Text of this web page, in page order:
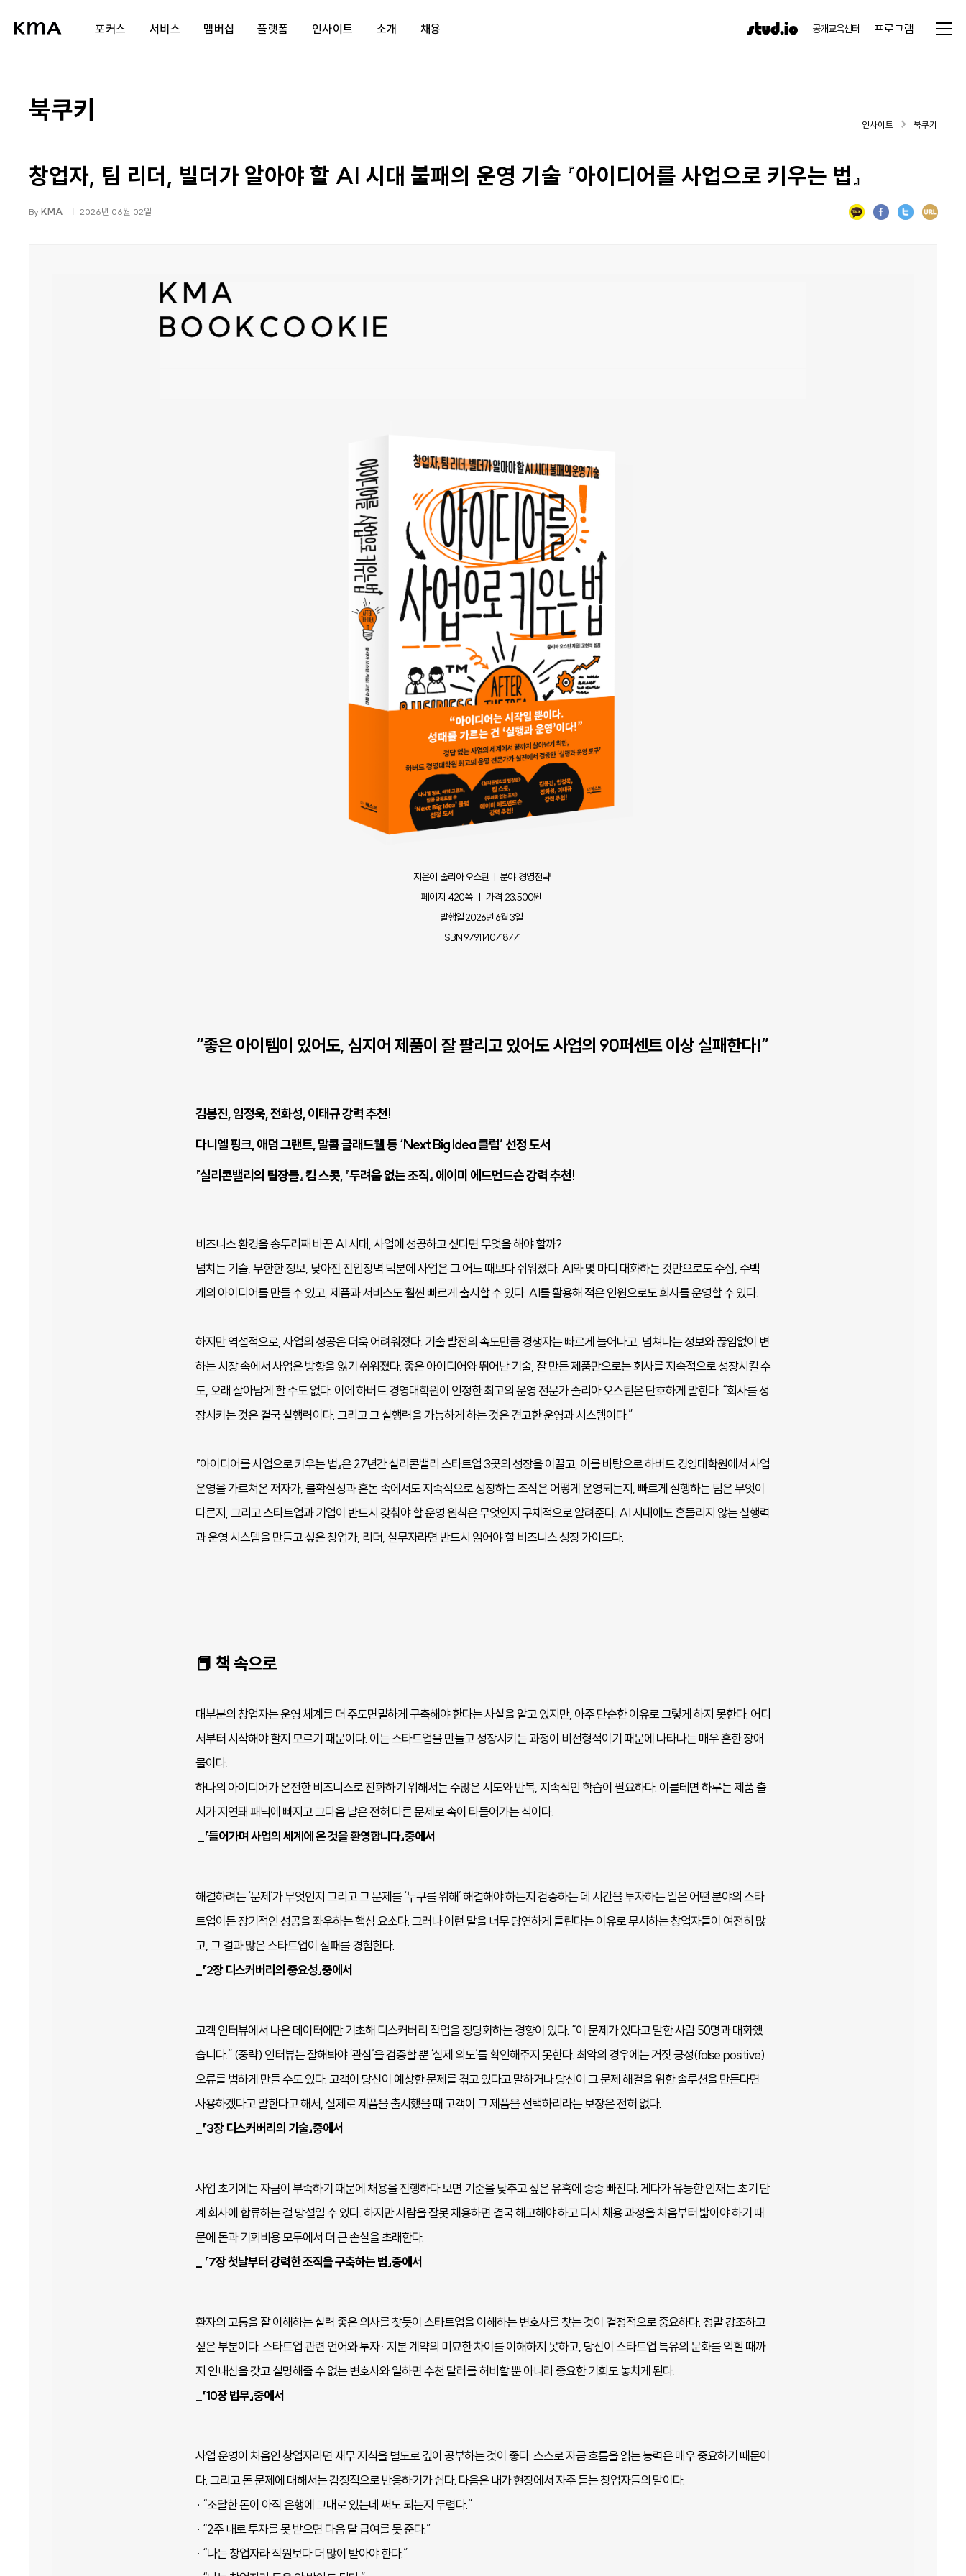
포커스 서비스 멤버십 플랫폼 인사이트 소개 채용 공개교육센터 프로그램
AI 통합 프로그램
공공 AI 전환 플랫폼
AI 에이전트 개발 네트워크 광고 파트너십 도입 문의 뉴스레터 히스토리
북쿠키 인사이트 북쿠키
창업자, 팀 리더, 빌더가 알아야 할 AI 시대 불패의 운영 기술 『아이디어를 사업으로 키우는 법』
By KMA 2026년 06월 02일
지은이 줄리아 오스틴 ㅣ 분야 경영전략
페이지 420쪽 ㅣ 가격 23,500원
발행일 2026년 6월 3일
ISBN 9791140718771
“좋은 아이템이 있어도, 심지어 제품이 잘 팔리고 있어도 사업의 90퍼센트 이상 실패한다!”
김봉진, 임정욱, 전화성, 이태규 강력 추천!
다니엘 핑크, 애덤 그랜트, 말콤 글래드웰 등 ‘Next Big Idea 클럽’ 선정 도서
『실리콘밸리의 팀장들』 킴 스콧, 『두려움 없는 조직』 에이미 에드먼드슨 강력 추천!
비즈니스 환경을 송두리째 바꾼 AI 시대, 사업에 성공하고 싶다면 무엇을 해야 할까?
넘치는 기술, 무한한 정보, 낮아진 진입장벽 덕분에 사업은 그 어느 때보다 쉬워졌다. AI와 몇 마디 대화하는 것만으로도 수십, 수백
개의 아이디어를 만들 수 있고, 제품과 서비스도 훨씬 빠르게 출시할 수 있다. AI를 활용해 적은 인원으로도 회사를 운영할 수 있다.
하지만 역설적으로, 사업의 성공은 더욱 어려워졌다. 기술 발전의 속도만큼 경쟁자는 빠르게 늘어나고, 넘쳐나는 정보와 끊임없이 변
하는 시장 속에서 사업은 방향을 잃기 쉬워졌다. 좋은 아이디어와 뛰어난 기술, 잘 만든 제품만으로는 회사를 지속적으로 성장시킬 수
도, 오래 살아남게 할 수도 없다. 이에 하버드 경영대학원이 인정한 최고의 운영 전문가 줄리아 오스틴은 단호하게 말한다. “회사를 성
장시키는 것은 결국 실행력이다. 그리고 그 실행력을 가능하게 하는 것은 견고한 운영과 시스템이다.”
『아이디어를 사업으로 키우는 법』은 27년간 실리콘밸리 스타트업 3곳의 성장을 이끌고, 이를 바탕으로 하버드 경영대학원에서 사업
운영을 가르쳐온 저자가, 불확실성과 혼돈 속에서도 지속적으로 성장하는 조직은 어떻게 운영되는지, 빠르게 실행하는 팀은 무엇이
다른지, 그리고 스타트업과 기업이 반드시 갖춰야 할 운영 원칙은 무엇인지 구체적으로 알려준다. AI 시대에도 흔들리지 않는 실행력
과 운영 시스템을 만들고 싶은 창업가, 리더, 실무자라면 반드시 읽어야 할 비즈니스 성장 가이드다.
📕 책 속으로
대부분의 창업자는 운영 체계를 더 주도면밀하게 구축해야 한다는 사실을 알고 있지만, 아주 단순한 이유로 그렇게 하지 못한다. 어디
서부터 시작해야 할지 모르기 때문이다. 이는 스타트업을 만들고 성장시키는 과정이 비선형적이기 때문에 나타나는 매우 흔한 장애
물이다.
하나의 아이디어가 온전한 비즈니스로 진화하기 위해서는 수많은 시도와 반복, 지속적인 학습이 필요하다. 이를테면 하루는 제품 출
시가 지연돼 패닉에 빠지고 그다음 날은 전혀 다른 문제로 속이 타들어가는 식이다.
_「들어가며 사업의 세계에 온 것을 환영합니다」중에서
해결하려는 ‘문제’가 무엇인지 그리고 그 문제를 ‘누구를 위해’ 해결해야 하는지 검증하는 데 시간을 투자하는 일은 어떤 분야의 스타
트업이든 장기적인 성공을 좌우하는 핵심 요소다. 그러나 이런 말을 너무 당연하게 들린다는 이유로 무시하는 창업자들이 여전히 많
고, 그 결과 많은 스타트업이 실패를 경험한다.
_「2장 디스커버리의 중요성」중에서
고객 인터뷰에서 나온 데이터에만 기초해 디스커버리 작업을 정당화하는 경향이 있다. “이 문제가 있다고 말한 사람 50명과 대화했
습니다.” (중략) 인터뷰는 잘해봐야 ‘관심’을 검증할 뿐 ‘실제 의도’를 확인해주지 못한다. 최악의 경우에는 거짓 긍정(false positive)
오류를 범하게 만들 수도 있다. 고객이 당신이 예상한 문제를 겪고 있다고 말하거나 당신이 그 문제 해결을 위한 솔루션을 만든다면
사용하겠다고 말한다고 해서, 실제로 제품을 출시했을 때 고객이 그 제품을 선택하리라는 보장은 전혀 없다.
_「3장 디스커버리의 기술」중에서
사업 초기에는 자금이 부족하기 때문에 채용을 진행하다 보면 기준을 낮추고 싶은 유혹에 종종 빠진다. 게다가 유능한 인재는 초기 단
계 회사에 합류하는 걸 망설일 수 있다. 하지만 사람을 잘못 채용하면 결국 해고해야 하고 다시 채용 과정을 처음부터 밟아야 하기 때
문에 돈과 기회비용 모두에서 더 큰 손실을 초래한다.
_ 「7장 첫날부터 강력한 조직을 구축하는 법」중에서
환자의 고통을 잘 이해하는 실력 좋은 의사를 찾듯이 스타트업을 이해하는 변호사를 찾는 것이 결정적으로 중요하다. 정말 강조하고
싶은 부분이다. 스타트업 관련 언어와 투자· 지분 계약의 미묘한 차이를 이해하지 못하고, 당신이 스타트업 특유의 문화를 익힐 때까
지 인내심을 갖고 설명해줄 수 없는 변호사와 일하면 수천 달러를 허비할 뿐 아니라 중요한 기회도 놓치게 된다.
_「10장 법무」중에서
사업 운영이 처음인 창업자라면 재무 지식을 별도로 깊이 공부하는 것이 좋다. 스스로 자금 흐름을 읽는 능력은 매우 중요하기 때문이
다. 그리고 돈 문제에 대해서는 감정적으로 반응하기가 쉽다. 다음은 내가 현장에서 자주 듣는 창업자들의 말이다.
· “조달한 돈이 아직 은행에 그대로 있는데 써도 되는지 두렵다.”
· “2주 내로 투자를 못 받으면 다음 달 급여를 못 준다.”
· “나는 창업자라 직원보다 더 많이 받아야 한다.”